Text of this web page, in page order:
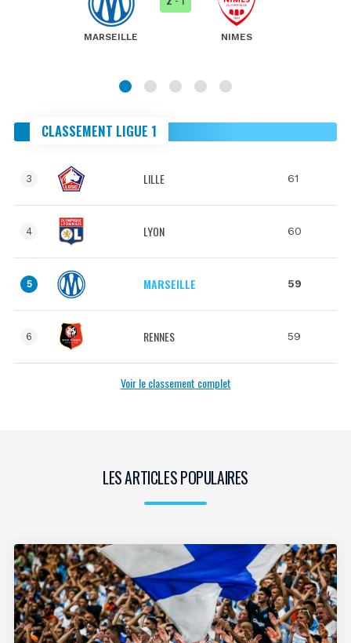
MARSEILLE NIMES
CLASSEMENT LIGUE 1
3 LILLE 61
4 LYON 60
5 MARSEILLE 59
6 RENNES 59
Voir le classement complet
LES ARTICLES POPULAIRES